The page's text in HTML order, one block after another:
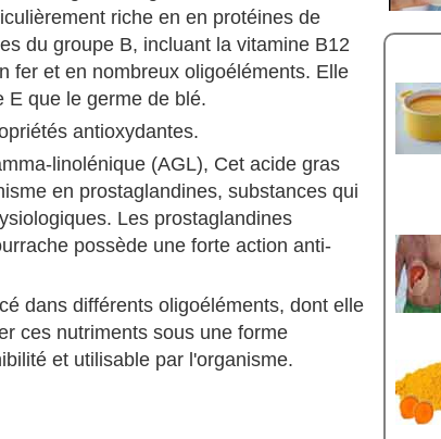
riche en en protéines de
du groupe B, incluant la vitamine B12
fer et en nombreux oligoéléments. Elle
E que le germe de blé.
antioxydantes.
linolénique (AGL), Cet acide gras
en prostaglandines, substances qui
Les prostaglandines
possède une forte action anti-
dans différents oligoéléments, dont elle
ces nutriments sous une forme
et utilisable par l'organisme.